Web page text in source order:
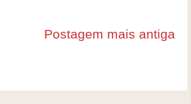
Postagem mais antiga